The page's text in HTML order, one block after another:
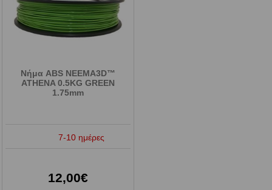
Νήμα ABS NEEMA3D™
ATHENA 0.5KG GREEN
1.75mm
7-10 ημέρες
12,00€